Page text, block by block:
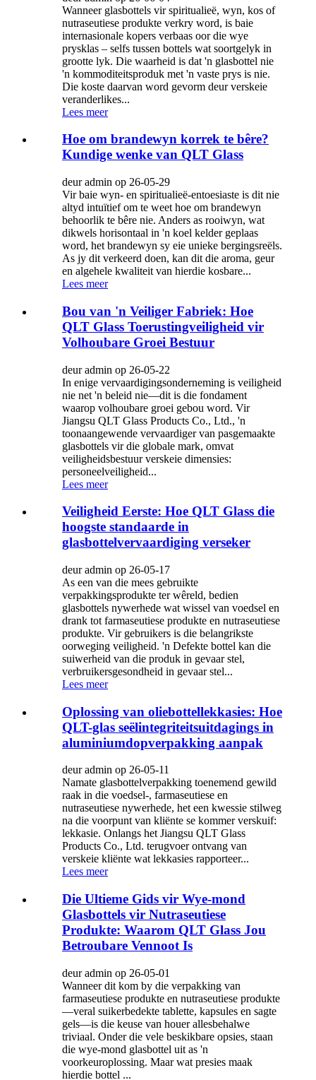
Wanneer glasbottels vir spiritualieë, wyn, kos of
nutraseutiese produkte verkry word, is baie
internasionale kopers verbaas oor die wye
prysklas – selfs tussen bottels wat soortgelyk in
grootte lyk. Die waarheid is dat 'n glasbottel nie
'n kommoditeitsproduk met 'n vaste prys is nie.
Die koste daarvan word gevorm deur verskeie
veranderlikes...
Lees meer
Hoe om brandewyn korrek te bêre?
Kundige wenke van QLT Glass
deur admin op 26-05-29
Vir baie wyn- en spiritualieë-entoesiaste is dit nie
altyd intuïtief om te weet hoe om brandewyn
behoorlik te bêre nie. Anders as rooiwyn, wat
dikwels horisontaal in 'n koel kelder geplaas
word, het brandewyn sy eie unieke bergingsreëls.
As jy dit verkeerd doen, kan dit die aroma, geur
en algehele kwaliteit van hierdie kosbare...
Lees meer
Bou van 'n Veiliger Fabriek: Hoe
QLT Glass Toerustingveiligheid vir
Volhoubare Groei Bestuur
deur admin op 26-05-22
In enige vervaardigingsonderneming is veiligheid
nie net 'n beleid nie—dit is die fondament
waarop volhoubare groei gebou word. Vir
Jiangsu QLT Glass Products Co., Ltd., 'n
toonaangewende vervaardiger van pasgemaakte
glasbottels vir die globale mark, omvat
veiligheidsbestuur verskeie dimensies:
personeelveiligheid...
Lees meer
Veiligheid Eerste: Hoe QLT Glass die
hoogste standaarde in
glasbottelvervaardiging verseker
deur admin op 26-05-17
As een van die mees gebruikte
verpakkingsprodukte ter wêreld, bedien
glasbottels nywerhede wat wissel van voedsel en
drank tot farmaseutiese produkte en nutraseutiese
produkte. Vir gebruikers is die belangrikste
oorweging veiligheid. 'n Defekte bottel kan die
suiwerheid van die produk in gevaar stel,
verbruikersgesondheid in gevaar stel...
Lees meer
Oplossing van oliebottellekkasies: Hoe
QLT-glas seëlintegriteitsuitdagings in
aluminiumdopverpakking aanpak
deur admin op 26-05-11
Namate glasbottelverpakking toenemend gewild
raak in die voedsel-, farmaseutiese en
nutraseutiese nywerhede, het een kwessie stilweg
na die voorpunt van kliënte se kommer verskuif:
lekkasie. Onlangs het Jiangsu QLT Glass
Products Co., Ltd. terugvoer ontvang van
verskeie kliënte wat lekkasies rapporteer...
Lees meer
Die Ultieme Gids vir Wye-mond
Glasbottels vir Nutraseutiese
Produkte: Waarom QLT Glass Jou
Betroubare Vennoot Is
deur admin op 26-05-01
Wanneer dit kom by die verpakking van
farmaseutiese produkte en nutraseutiese produkte
—veral suikerbedekte tablette, kapsules en sagte
gels—is die keuse van houer allesbehalwe
triviaal. Onder die vele beskikbare opsies, staan ​​
die wye-mond glasbottel uit as 'n
voorkeuroplossing. Maar wat presies maak
hierdie bottel ...